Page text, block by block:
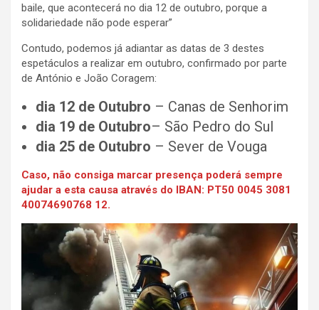
baile, que acontecerá no dia 12 de outubro, porque a
solidariedade não pode esperar”
Contudo, podemos já adiantar as datas de 3 destes
espetáculos a realizar em outubro, confirmado por parte
de António e João Coragem:
dia 12 de Outubro – Canas de Senhorim
dia 19 de Outubro– São Pedro do Sul
dia 25 de Outubro – Sever de Vouga
Caso, não consiga marcar presença poderá sempre
ajudar a esta causa através do IBAN: PT50 0045 3081
40074690768 12.